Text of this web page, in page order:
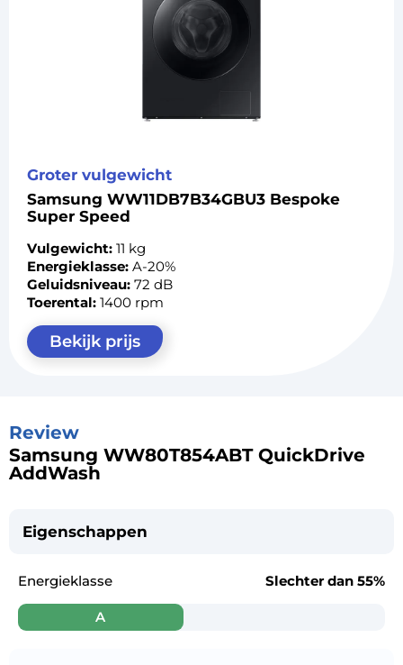
Groter vulgewicht
Samsung WW11DB7B34GBU3 Bespoke
Super Speed
Vulgewicht: 11 kg
Energieklasse: A-20%
Geluidsniveau: 72 dB
Toerental: 1400 rpm
Bekijk prijs
Review
Samsung WW80T854ABT QuickDrive
AddWash
Eigenschappen
Energieklasse
A
Slechter dan 55%